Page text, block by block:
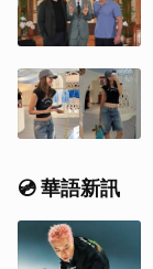
💿 華語新訊